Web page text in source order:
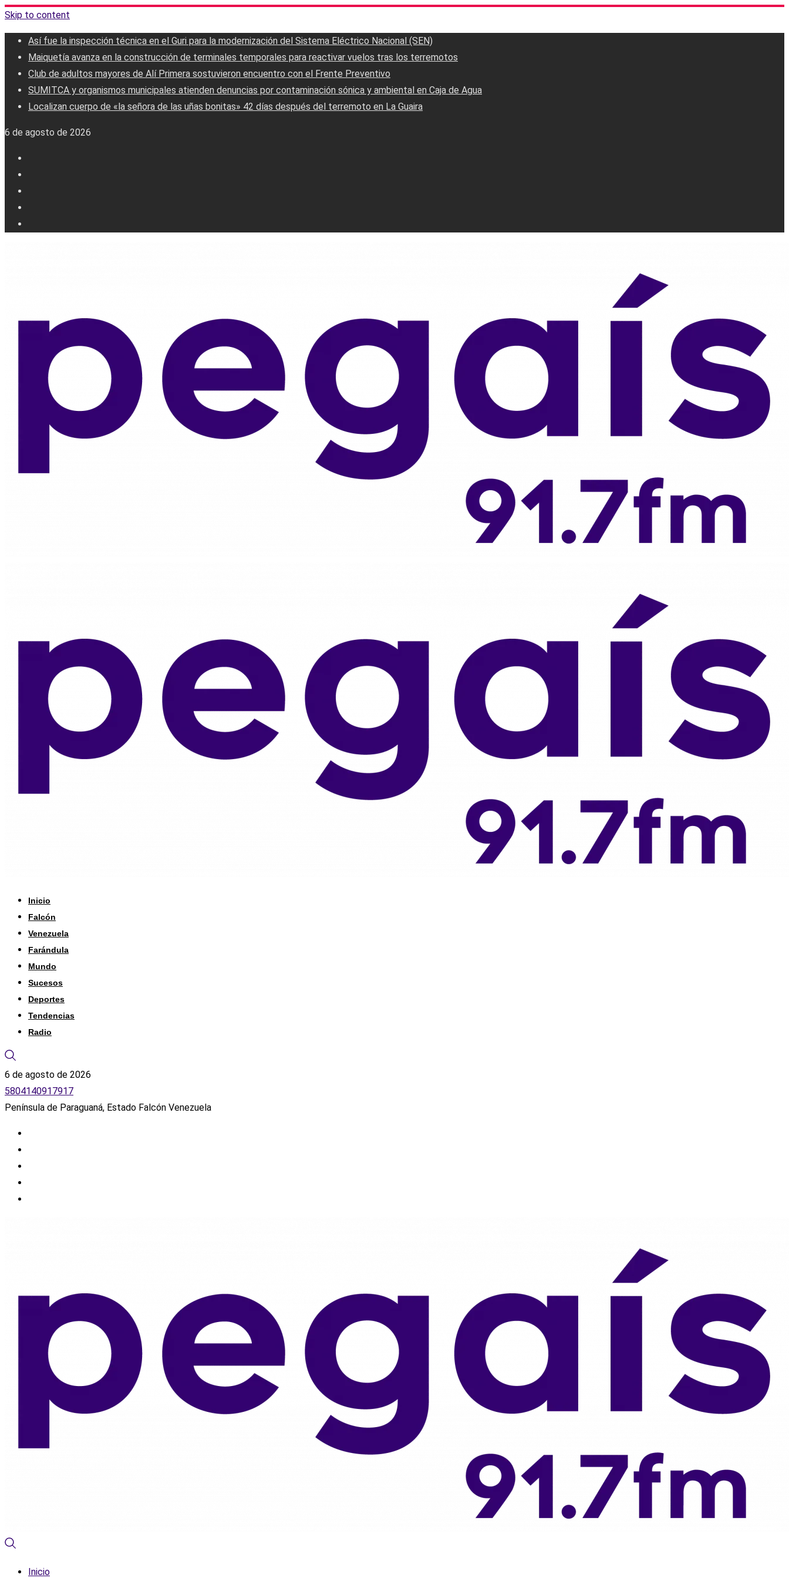
Skip to content
Así fue la inspección técnica en el Guri para la modernización del Sistema Eléctrico Nacional (SEN)
Maiquetía avanza en la construcción de terminales temporales para reactivar vuelos tras los terremotos
Club de adultos mayores de Alí Primera sostuvieron encuentro con el Frente Preventivo
SUMITCA y organismos municipales atienden denuncias por contaminación sónica y ambiental en Caja de Agua
Localizan cuerpo de «la señora de las uñas bonitas» 42 días después del terremoto en La Guaira
6 de agosto de 2026
Inicio
Falcón
Venezuela
Farándula
Mundo
Sucesos
Deportes
Tendencias
Radio
6 de agosto de 2026
5804140917917
Península de Paraguaná, Estado Falcón Venezuela
Inicio